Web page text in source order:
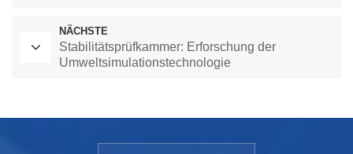
NÄCHSTE
Stabilitätsprüfkammer: Erforschung der
Umweltsimulationstechnologie